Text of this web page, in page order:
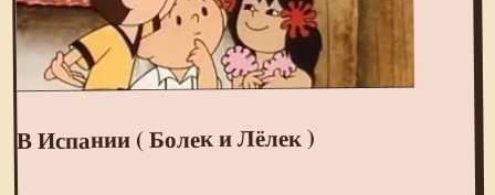
В Испании ( Болек и Лёлек )